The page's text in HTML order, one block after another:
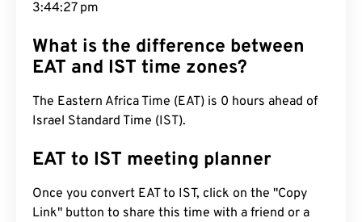
3:44:28 pm
What is the difference between
EAT and IST time zones?
The Eastern Africa Time (EAT) is 0 hours ahead of
Israel Standard Time (IST).
EAT to IST meeting planner
Once you convert EAT to IST, click on the "Copy
Link" button to share this time with a friend or a